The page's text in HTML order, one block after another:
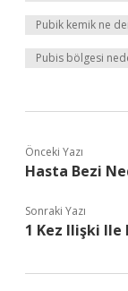
Pubik kemik ne
Pubis bölgesi
Önceki Yazı
Hasta Bezi
Sonraki Yazı
1 Kez Ilişki Ile